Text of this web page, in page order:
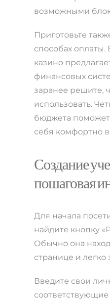
возможными
Приготовьте
способах
казино
финансовых
заранее решите,
использовать.
бюджета поможет
себя комфортно
Создание
пошаговая
Для начала
найдите кнопку
Обычно она
странице и легко
Введите свои